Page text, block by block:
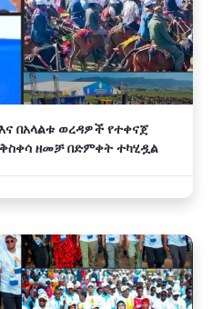
በአላልቱ ወረዳዎች የተቀናጀ
ዘመቻ በድምቀት ተካሂዷል